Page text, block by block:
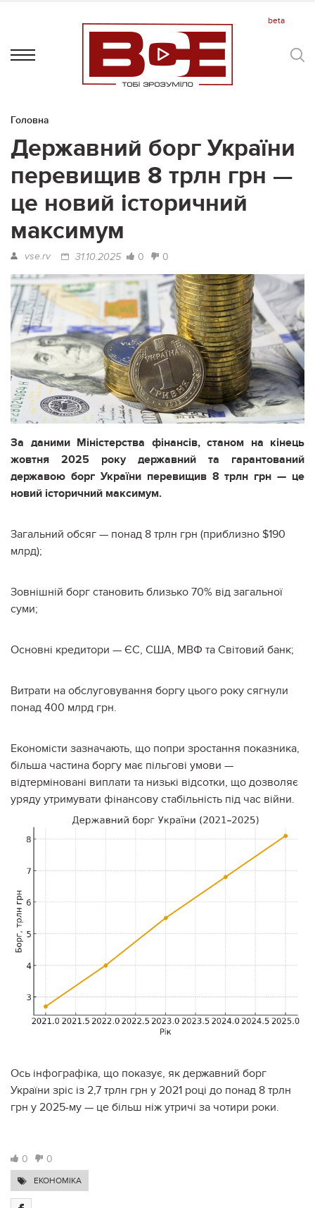
Головна
Державний борг України
перевищив 8 трлн грн —
це новий історичний
максимум
vse.rv 31.10.2025 0 0
За даними Міністерства фінансів, станом на кінець
жовтня 2025 року державний та гарантований
державою борг України перевищив 8 трлн грн — це
новий історичний максимум.
Загальний обсяг — понад 8 трлн грн (приблизно $190
млрд);
Зовнішній борг становить близько 70% від загальної
суми;
Основні кредитори — ЄС, США, МВФ та Світовий банк;
Витрати на обслуговування боргу цього року сягнули
понад 400 млрд грн.
Економісти зазначають, що попри зростання показника,
більша частина боргу має пільгові умови —
відтерміновані виплати та низькі відсотки, що дозволяє
уряду утримувати фінансову стабільність під час війни.
Ось інфографіка, що показує, як державний борг
України зріс із 2,7 трлн грн у 2021 році до понад 8 трлн
грн у 2025-му — це більш ніж утричі за чотири роки.
0 0
ЕКОНОМІКА